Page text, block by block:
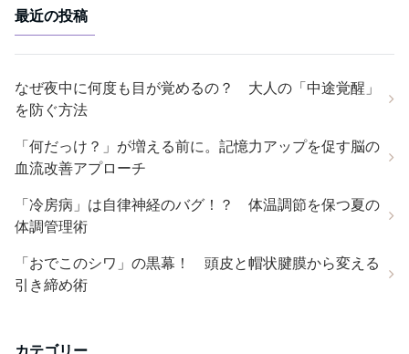
最近の投稿
なぜ夜中に何度も目が覚めるの？ 大人の「中途覚醒」
を防ぐ方法
「何だっけ？」が増える前に。記憶力アップを促す脳の
血流改善アプローチ
「冷房病」は自律神経のバグ！？ 体温調節を保つ夏の
体調管理術
「おでこのシワ」の黒幕！ 頭皮と帽状腱膜から変える
引き締め術
カテゴリー